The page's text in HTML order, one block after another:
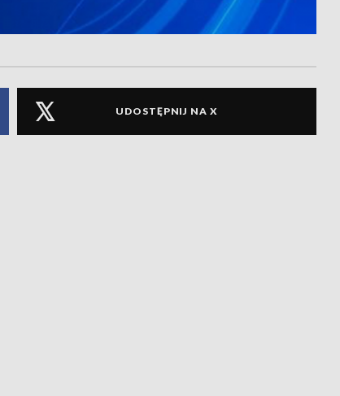
UDOSTĘPNIJ NA X